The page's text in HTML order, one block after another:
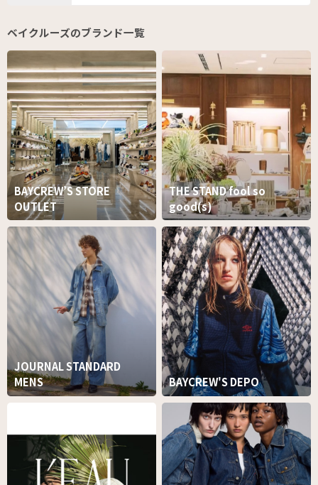
ベイクルーズのブランド一覧
BAYCREW’S STORE
OUTLET
THE STAND fool so
good(s)
JOURNAL STANDARD
MENS
BAYCREW'S DEPO